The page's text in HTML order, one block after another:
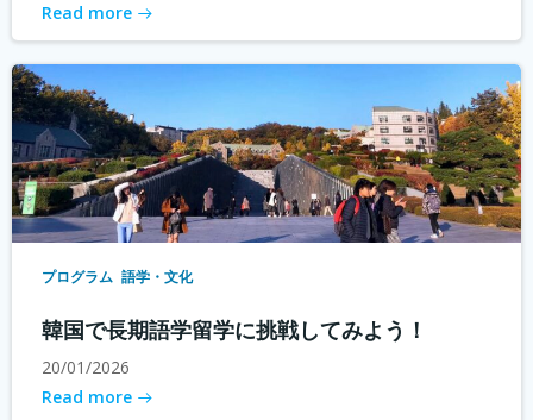
Read more
プログラム 語学・文化
韓国で長期語学留学に挑戦してみよう！
20/01/2026
Read more